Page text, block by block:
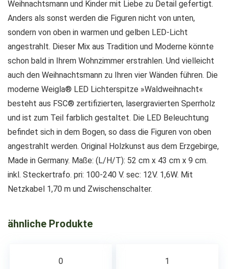
Weihnachtsmann und Kinder mit Liebe zu Detail gefertigt.
Anders als sonst werden die Figuren nicht von unten,
sondern von oben in warmen und gelben LED-Licht
angestrahlt. Dieser Mix aus Tradition und Moderne könnte
schon bald in Ihrem Wohnzimmer erstrahlen. Und vielleicht
auch den Weihnachtsmann zu Ihren vier Wänden führen. Die
moderne Weigla® LED Lichterspitze »Waldweihnacht«
besteht aus FSC® zertifizierten, lasergravierten Sperrholz
und ist zum Teil farblich gestaltet. Die LED Beleuchtung
befindet sich in dem Bogen, so dass die Figuren von oben
angestrahlt werden. Original Holzkunst aus dem Erzgebirge,
Made in Germany. Maße: (L/H/T): 52 cm x 43 cm x 9 cm.
inkl. Steckertrafo. pri: 100-240 V. sec: 12V. 1,6W. Mit
Netzkabel 1,70 m und Zwischenschalter.
ähnliche Produkte
0 1